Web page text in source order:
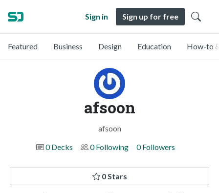
Sign in Sign up for free
Featured Business Design Education How-to
afsoon
afsoon
0 Decks
0 Following 0 Followers
0 Stars